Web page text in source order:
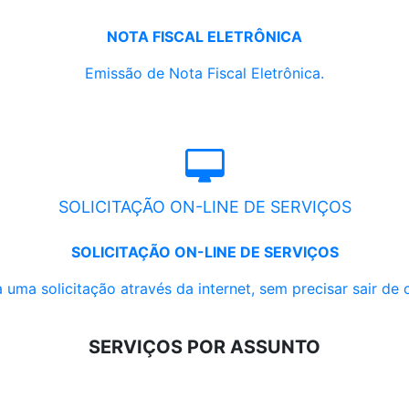
NOTA FISCAL ELETRÔNICA
Emissão de Nota Fiscal Eletrônica.
SOLICITAÇÃO ON-LINE DE SERVIÇOS
SOLICITAÇÃO ON-LINE DE SERVIÇOS
uma solicitação através da internet, sem precisar sair de
SERVIÇOS POR ASSUNTO